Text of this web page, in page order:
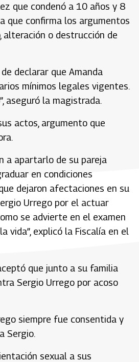
que condenó a 10 años y 8
que confirma los argumentos
o destrucción de
declarar que Amanda
mínimos legales vigentes.
aseguró la magistrada.
actos, argumento que
a apartarlo de su pareja
en condiciones
dejaron afectaciones en su
Urrego por el actuar
se advierte en el examen
vida”, explicó la Fiscalía en el
que junto a su familia
Sergio Urrego por acoso
siempre fue consentida y
Sergio.
sexual a sus